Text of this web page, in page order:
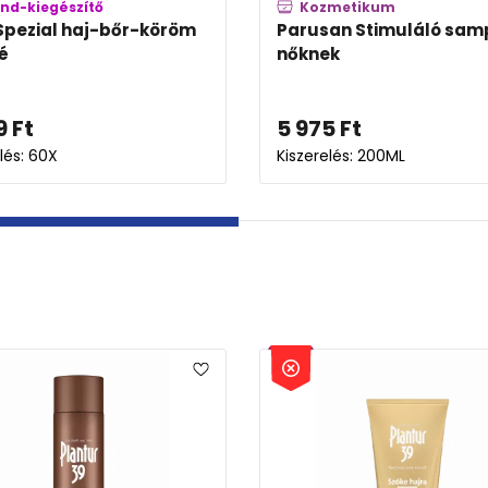
39 Fito-koffein
szőke hajra
Ft
250ML
Kozmetikum
Plantur 39 Fito-
sampon vékony,
5 618Ft
Kiszerelés: 250ML